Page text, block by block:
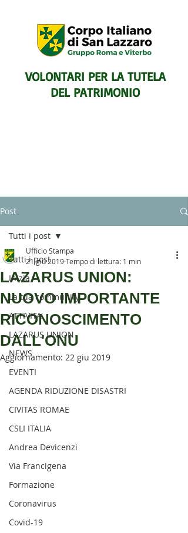
VOLONTARI PER LA TUTELA
DEL PATRIMONIO
E PER L'ASSISTENZA E IL
SOCCORSO DEGLI ESCURSIONISTI
SENTIERISTICO, ARCHEOLOGICO,
PAESAGGISTICO
E PER L'ASSISTENZA E IL
SOCCORSO DEGLI ESCURSIONISTI
Post
Tutti i post
Inizia
La tua community
ATTIVITA'
LAZARUS UNION
NEWS
EVENTI
AGENDA RIDUZIONE DISASTRI
CIVITAS ROMAE
CSLI ITALIA
Andrea Devicenzi
Via Francigena
Formazione
Coronavirus
Covid-19
Tutti i post
LAZARUS UNION:
NUOVO IMPORTANTE
RICONOSCIMENTO
DALL'ONU
Ufficio Stampa
21 giu 2019Tempo di lettura: 1 min
Aggiornamento: 22 giu 2019